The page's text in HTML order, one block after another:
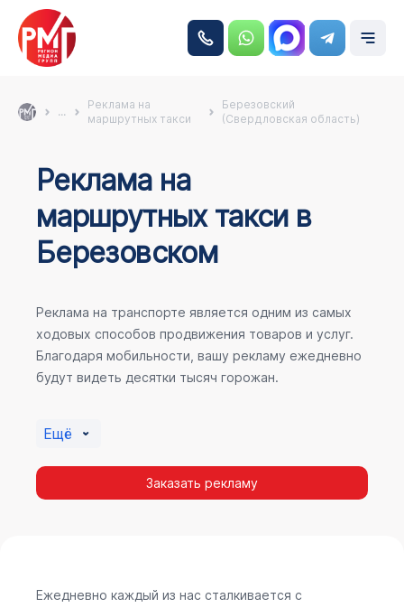
...
Реклама на
маршрутных такси
Березовский
(Свердловская область)
Реклама на
маршрутных такси в
Березовском
Реклама на транспорте является одним из самых
ходовых способов продвижения товаров и услуг.
Благодаря мобильности, вашу рекламу ежедневно
будут видеть десятки тысяч горожан.
Ещё
Заказать рекламу
Ежедневно каждый из нас сталкивается с